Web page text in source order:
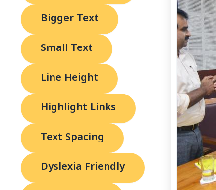
Bigger Text
Small Text
Line Height
Highlight Links
Text Spacing
Dyslexia Friendly